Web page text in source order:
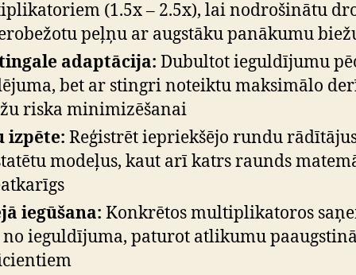
(1.5x – 2.5x), lai nodrošinātu
peļņu ar augstāku panākumu
adaptācija: Dubultot ieguldījumu
bet ar stingri noteiktu maksimālo
riska minimizēšanai
izpēte: Reģistrēt iepriekšējo rundu
modeļus, kaut arī katrs raunds
iegūšana: Konkrētos multiplikatoros
ieguldījuma, paturot atlikumu